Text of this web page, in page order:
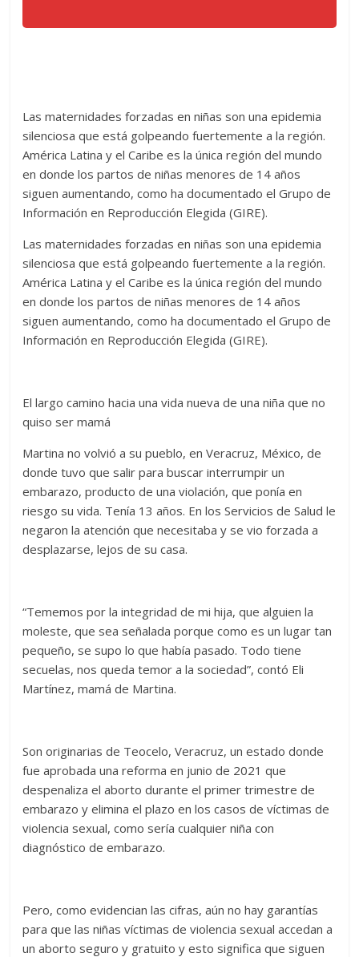
Las maternidades forzadas en niñas son una epidemia
silenciosa que está golpeando fuertemente a la región.
América Latina y el Caribe es la única región del mundo
en donde los partos de niñas menores de 14 años
siguen aumentando, como ha documentado el Grupo de
Información en Reproducción Elegida (GIRE).
Las maternidades forzadas en niñas son una epidemia
silenciosa que está golpeando fuertemente a la región.
América Latina y el Caribe es la única región del mundo
en donde los partos de niñas menores de 14 años
siguen aumentando, como ha documentado el Grupo de
Información en Reproducción Elegida (GIRE).
El largo camino hacia una vida nueva de una niña que no
quiso ser mamá
Martina no volvió a su pueblo, en Veracruz, México, de
donde tuvo que salir para buscar interrumpir un
embarazo, producto de una violación, que ponía en
riesgo su vida. Tenía 13 años. En los Servicios de Salud le
negaron la atención que necesitaba y se vio forzada a
desplazarse, lejos de su casa.
“Tememos por la integridad de mi hija, que alguien la
moleste, que sea señalada porque como es un lugar tan
pequeño, se supo lo que había pasado. Todo tiene
secuelas, nos queda temor a la sociedad”, contó Eli
Martínez, mamá de Martina.
Son originarias de Teocelo, Veracruz, un estado donde
fue aprobada una reforma en junio de 2021 que
despenaliza el aborto durante el primer trimestre de
embarazo y elimina el plazo en los casos de víctimas de
violencia sexual, como sería cualquier niña con
diagnóstico de embarazo.
Pero, como evidencian las cifras, aún no hay garantías
para que las niñas víctimas de violencia sexual accedan a
un aborto seguro y gratuito y esto significa que siguen